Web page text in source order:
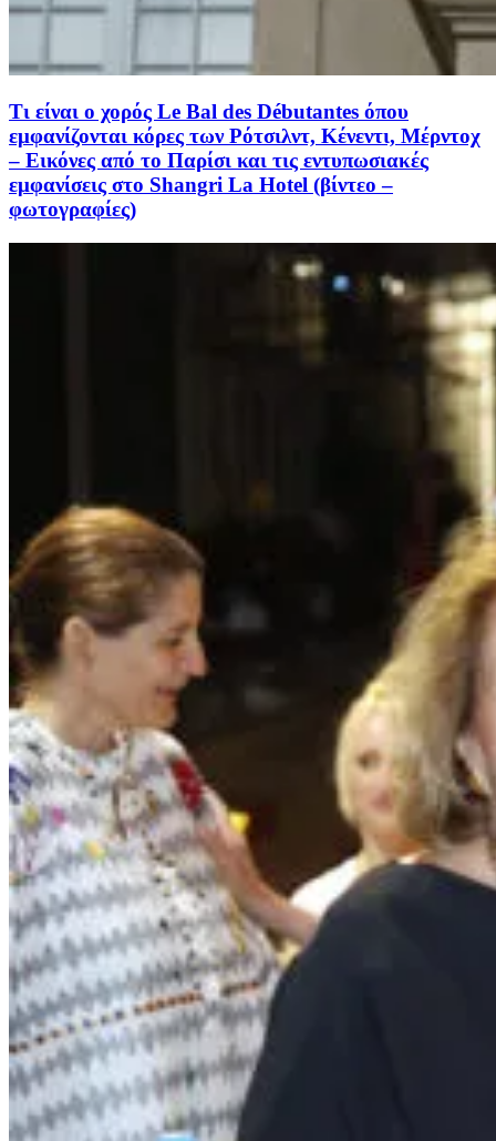
Τι είναι ο χορός Le Bal des Débutantes όπου
εμφανίζονται κόρες των Ρότσιλντ, Κένεντι, Μέρντοχ
– Εικόνες από το Παρίσι και τις εντυπωσιακές
εμφανίσεις στο Shangri La Hotel (βίντεο –
φωτογραφίες)